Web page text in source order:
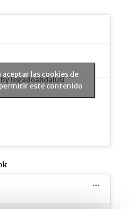
legadoandalusi
aceptar las cookies de
este contenido